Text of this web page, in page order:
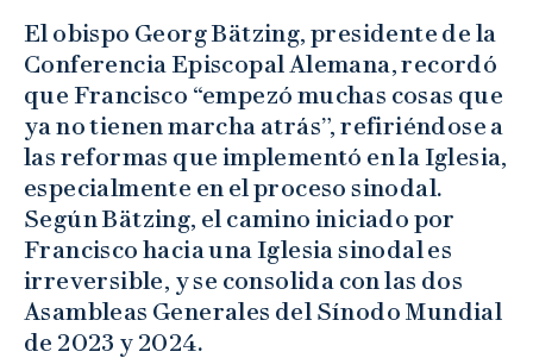
El obispo Georg Bätzing, presidente de la
Conferencia Episcopal Alemana, recordó
que Francisco “empezó muchas cosas que
ya no tienen marcha atrás”, refiriéndose a
las reformas que implementó en la Iglesia,
especialmente en el proceso sinodal.
Según Bätzing, el camino iniciado por
Francisco hacia una Iglesia sinodal es
irreversible, y se consolida con las dos
Asambleas Generales del Sínodo Mundial
de 2023 y 2024.